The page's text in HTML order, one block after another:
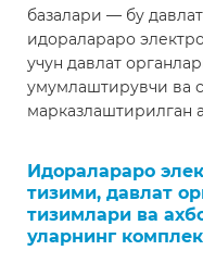
базалари — бу
идоралараро
учун давлат
умумлаштирувчи ва
марказлаштирилган
Идоралараро
тизими, давлат
тизимлари ва
уларнинг